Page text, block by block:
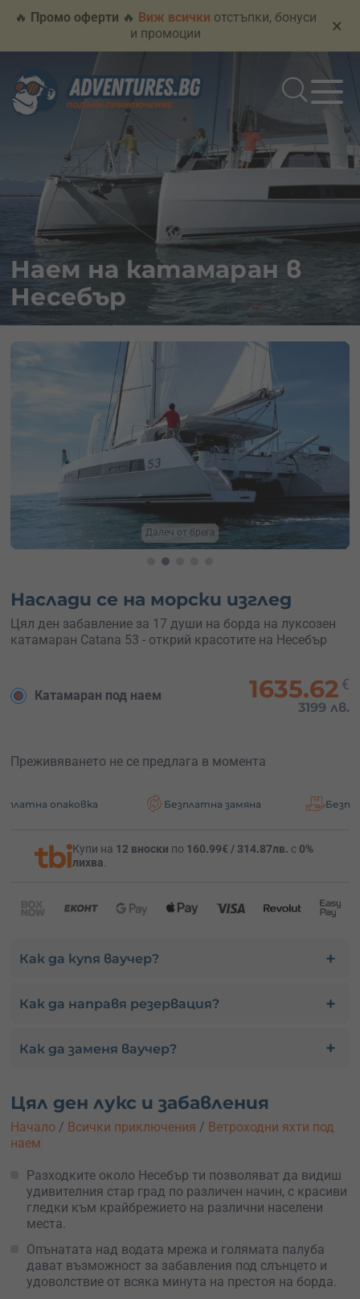
🔥 Промо оферти 🔥 Виж всички отстъпки, бонуси
и промоции
×
Наем на катамаран в
Несебър
Далеч от брега
Наслади се на морски изглед
Цял ден забавление за 17 души на борда на луксозен
катамаран Catana 53 - открий красотите на Несебър
Катамаран под наем 1635.62 €
3199 лв.
Преживяването не се предлага в момента
Безплатна замяна Безплатна
Купи на 12 вноски по 160.99€ / 314.87лв. с 0%
лихва
Как да купя ваучер?
Как да направя резервация?
Как да заменя ваучер?
Цял ден лукс и забавления
Начало / Всички приключения / Ветроходни яхти под
наем
Разходките около Несебър ти позволяват да видиш
удивителния стар град по различен начин, с красиви
гледки към крайбрежието на различни населени
места.
Опънатата над водата мрежа и голямата палуба
дават възможност за забавления под слънцето и
удоволствие от всяка минута на престоя на борда.